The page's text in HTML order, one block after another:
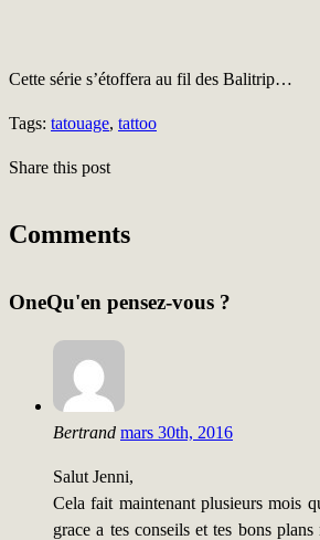
Cette série s’étoffera au fil des Balitrip…
Tags: tatouage, tattoo
Share this post
Comments
OneQu'en pensez-vous ?
Bertrand mars 30th, 2016
Salut Jenni,
Cela fait maintenant plusieurs mois
grace a tes conseils et tes bons